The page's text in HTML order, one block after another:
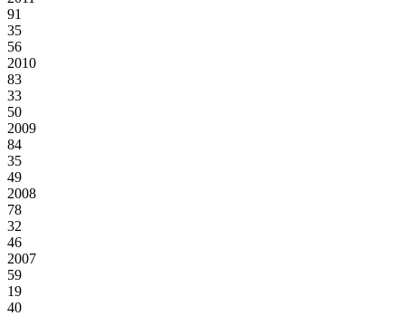
91
35
56
2010
83
33
50
2009
84
35
49
2008
78
32
46
2007
59
19
40